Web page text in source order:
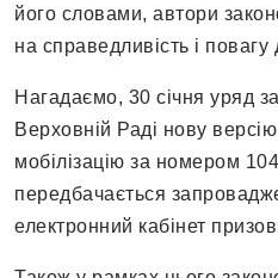
його словами, автори
на справедливість і повагу
Нагадаємо, 30 січня уряд
Верховній Раді нову
мобілізацію за номером
передбачається
електронний кабінет